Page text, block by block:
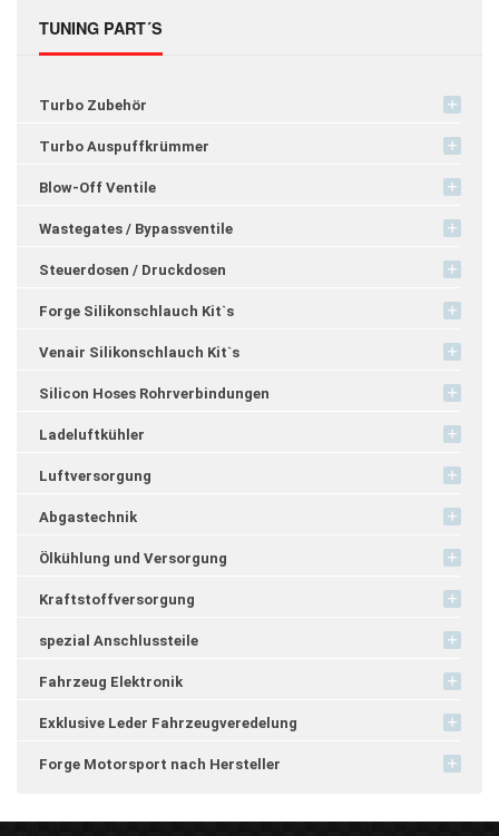
TUNING PART´S
Turbo Zubehör
Turbo Auspuffkrümmer
Blow-Off Ventile
Wastegates / Bypassventile
Steuerdosen / Druckdosen
Forge Silikonschlauch Kit`s
Venair Silikonschlauch Kit`s
Silicon Hoses Rohrverbindungen
Ladeluftkühler
Luftversorgung
Abgastechnik
Ölkühlung und Versorgung
Kraftstoffversorgung
spezial Anschlussteile
Fahrzeug Elektronik
Exklusive Leder Fahrzeugveredelung
Forge Motorsport nach Hersteller